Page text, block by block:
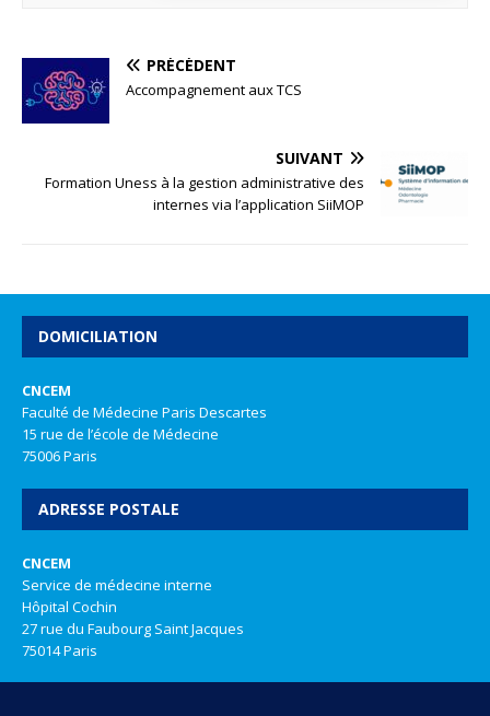
PRÉCÉDENT
Accompagnement aux TCS
SUIVANT
Formation Uness à la gestion administrative des
internes via l’application SiiMOP
DOMICILIATION
CNCEM
Faculté de Médecine Paris Descartes
15 rue de l’école de Médecine
75006 Paris
ADRESSE POSTALE
CNCEM
Service de médecine interne
Hôpital Cochin
27 rue du Faubourg Saint Jacques
75014 Paris